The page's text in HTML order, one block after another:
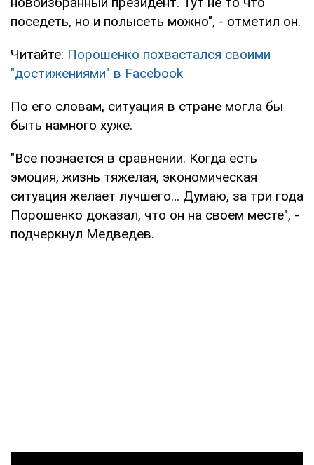
поседеть, но и полысеть можно", - отметил он.
Читайте: Порошенко похвастался своими
"достижениями" в Facebook
По его словам, ситуация в стране могла бы
быть намного хуже.
"Все познается в сравнении. Когда есть
эмоция, жизнь тяжелая, экономическая
ситуация желает лучшего… Думаю, за три года
Порошенко доказал, что он на своем месте", -
подчеркнул Медведев.